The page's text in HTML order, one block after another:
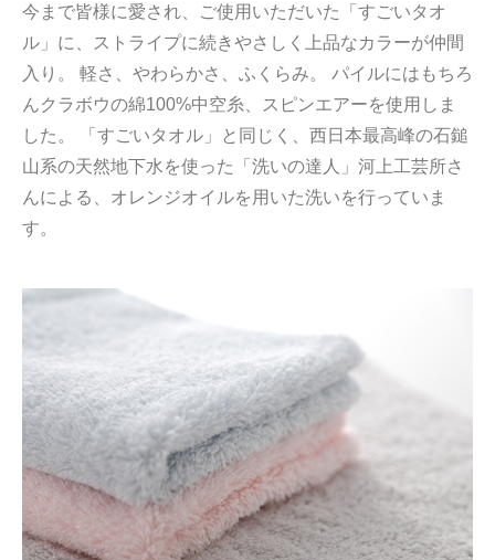
今まで皆様に愛され、ご使用いただいた「すごいタオ
ル」に、ストライプに続きやさしく上品なカラーが仲間
入り。 軽さ、やわらかさ、ふくらみ。 パイルにはもちろ
んクラボウの綿100%中空糸、スピンエアーを使用しま
した。 「すごいタオル」と同じく、西日本最高峰の石鎚
山系の天然地下水を使った「洗いの達人」河上工芸所さ
んによる、オレンジオイルを用いた洗いを行っていま
す。